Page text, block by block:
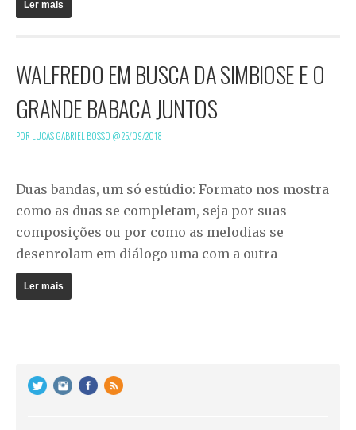
Ler mais
WALFREDO EM BUSCA DA SIMBIOSE E O
GRANDE BABACA JUNTOS
POR LUCAS GABRIEL BOSSO @25/09/2018
Duas bandas, um só estúdio: Formato nos mostra
como as duas se completam, seja por suas
composições ou por como as melodias se
desenrolam em diálogo uma com a outra
Ler mais